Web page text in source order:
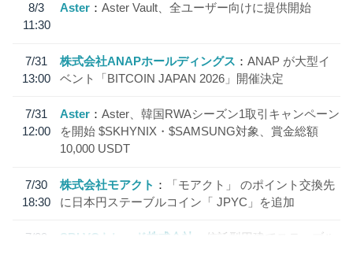
8/3
11:30
Aster Aster Vault、全ユーザー向けに提供開始
7/31
13:00
株式会社ANAPホールディングス
ANAP が大型イ
ベント「BITCOIN JAPAN 2026」開催決定
7/31
12:00
Aster
Aster、韓国RWAシーズン1取引キャンペーン
を開始 $SKHYNIX・$SAMSUNG対象、賞金総額
10,000 USDT
7/30
18:30
株式会社モアクト
「モアクト」 のポイント交換先
に日本円ステーブルコイン「 JPYC」を追加
7/29
SBI VCトレード株式会社
信託型円建てステーブル